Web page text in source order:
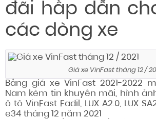
đãi hấp dẫn
các dòng xe
Giá xe VinFast tháng 12 /
Bảng giá xe VinFast 2021-2022
Nam kèm tin khuyến mãi, hình
ô tô VinFast Fadil, LUX A2.0, LUX
e34 tháng 12 năm 2021